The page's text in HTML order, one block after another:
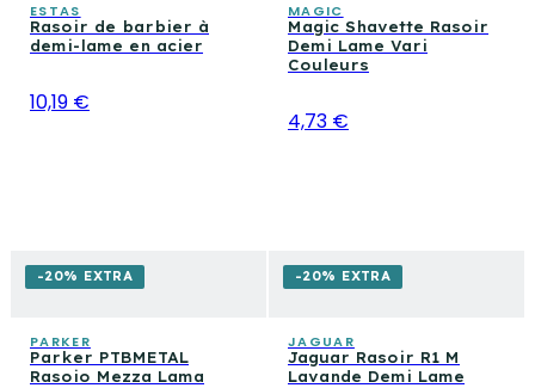
ESTAS
Rasoir de barbier à
demi-lame en acier
10,19 €
MAGIC
Magic Shavette Rasoir
Demi Lame Vari
Couleurs
4,73 €
-20% EXTRA
PARKER
Parker PTBMETAL
Rasoio Mezza Lama
-20% EXTRA
JAGUAR
Jaguar Rasoir R1 M
Lavande Demi Lame